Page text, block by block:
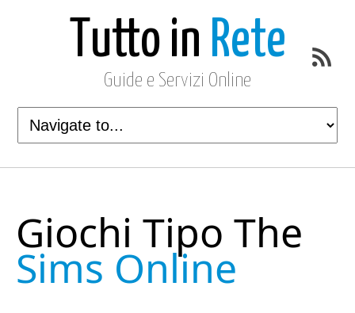
Tutto in Rete
Guide e Servizi Online
Giochi Tipo The
Sims Online